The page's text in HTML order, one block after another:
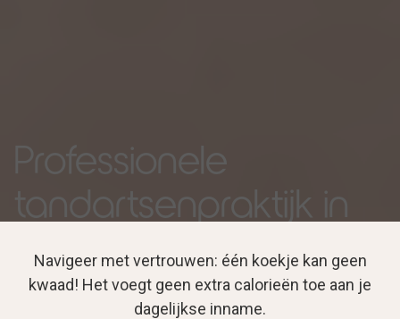
Professionele
tandartsenpraktijk in
Gent voor een
gezonde en stralende
Navigeer met vertrouwen: één koekje kan geen
kwaad! Het voegt geen extra calorieën toe aan je
dagelijkse inname.